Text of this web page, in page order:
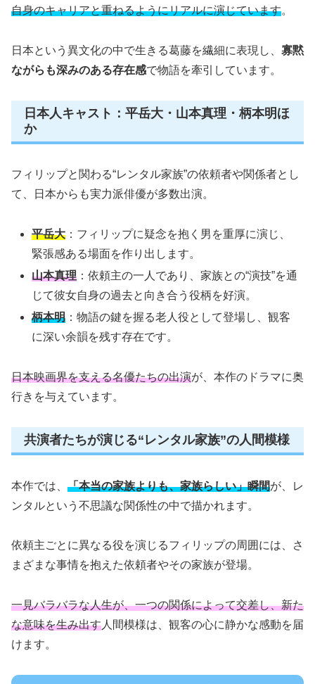
自身のキャリアと重ねるようにリアルに演じています。
日本という異文化の中で生きる葛藤を繊細に表現し、 寡黙
ながらも深みのある存在感で物語を牽引しています。
日本人キャスト：平岳大・山本真理・柄本明ほ
か
フィリップと関わる“レンタル家族”の依頼者や関係者とし
て、日本からも実力派俳優が多数出演。
平岳大 ：フィリップに疑念を抱く男を重厚に演じ、
緊張感ある場面を作り出します。
山本真理 ：依頼主の一人であり、家族との“演技”を通
じて彼女自身の過去と向き合う役柄を好演。
柄本明 ：物語の鍵を握る老人役として登場し、観客
に深い余韻を残す存在です。
日本映画界を支える名優たちの出演が、本作のドラマに奥
行きを与えています。
共演者たちが演じる“レンタル家族”の人間模様
本作では、 「本当の家族よりも、家族らしい」瞬間が、レ
ンタルという不思議な関係性の中で描かれます。
依頼主ごとに異なる役を演じるフィリップの周囲には、さ
まざまな事情を抱えた依頼者やその家族が登場。
一見バラバラな人生が、一つの関係によって交差し、新た
な意味を生み出す 人間模様は、観客の心に静かな感動を届
けます。